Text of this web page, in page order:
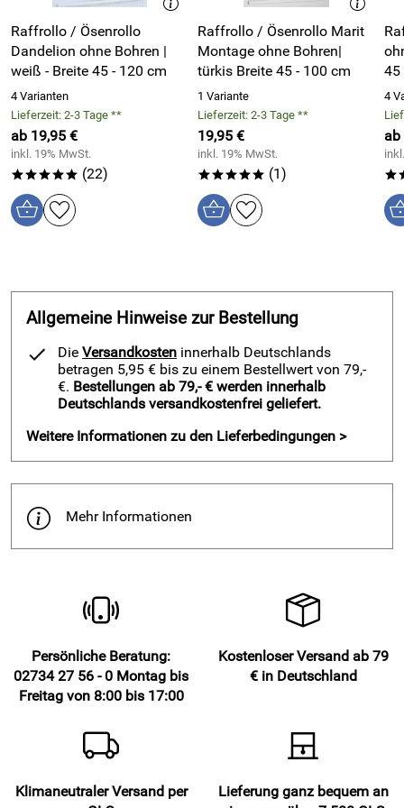
Vorhängen und Gardinen. Wir verarbeiten hochwertige
Dekostoffe und Gardinenstoffe zu schönen Rollos in vielen
Farben und Mustern. Neutral und vielseitig kombinierbar in
weiß, Natur und grau oder farbenfroh wie Marit Raffrollos /
Ösenrollos mit Querstreifen in Pastelltönen, harmonische
Farbkombination in creme, Rose und Flieder. Helle und
freundliche Vorhänge sind vielseitig einsetzbar. Im
Handumdrehen montiert und kinderleicht dekoriert.
Stoffe aus Polyester sind pflegeleicht, in der Maschine
waschbar und knittern nicht. Raffrollos Marit sind
Pflegehinweise für - Marit Rose - Raffrollo / Ösenrollo zur
Montage ohne Bohren:
Maschinenwäsche bei 30°C (Schonwäsche)
Wäschesack benutzen
nur kurz anschleudern
bügeln falls erforderlich
Rose:
Obermaterial Raffrollo: 100% Polyester
gewebter Stoff gestreift, leichte Struktur, matt, Leinen
Transparenz des Ösenrollos: halbtransparent für leichten
Lichtschutz / Blendschutz
Design: mehrfarbig, Querstreifen
Zugschnur für Einstellung der Raffung rechts oder links
geeignet für Rahmenstärke zwischen 13 und 22 mm
Raffrollo / Ösenrollo
Dandelion ohne Bohren |
weiß - Breite 45 - 120 cm
4 Varianten
Lieferzeit: 2-3 Tage **
ab 19,95 €
inkl. 19% MwSt.
***** (22)
Raffrollo / Ösenrollo Marit
Montage ohne Bohren|
türkis Breite 45 - 100 cm
1 Variante
Lieferzeit: 2-3 Tage **
19,95 €
inkl. 19% MwSt.
***** (1)
45
4
ab
Allgemeine Hinweise zur Bestellung
Die Versandkosten innerhalb Deutschlands
betragen 5,95 € bis zu einem Bestellwert von 79,-
€. Bestellungen ab 79,- € werden innerhalb
Deutschlands versandkostenfrei geliefert.
Weitere Informationen zu den Lieferbedingungen >
Mehr Informationen
Persönliche Beratung:
02734 27 56 - 0 Montag bis
Freitag von 8:00 bis 17:00
Kostenloser Versand ab 79
€ in Deutschland
Klimaneutraler Versand per
Lieferung ganz bequem an